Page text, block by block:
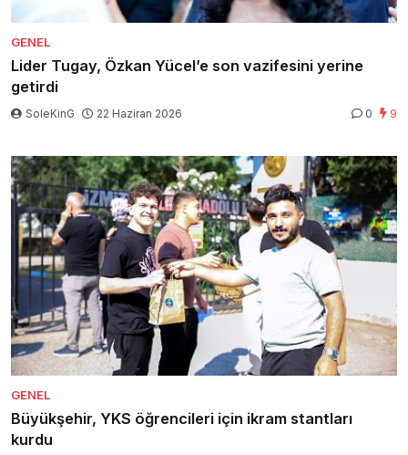
GENEL
Lider Tugay, Özkan Yücel’e son vazifesini yerine
getirdi
SoleKinG 22 Haziran 2026 0 9
GENEL
Büyükşehir, YKS öğrencileri için ikram stantları
kurdu